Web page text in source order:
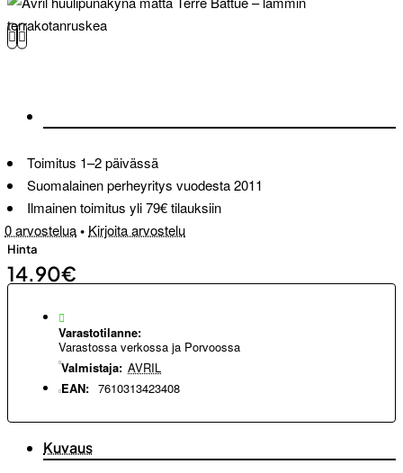
Toimitus 1–2 päivässä
Suomalainen perheyritys vuodesta 2011
Ilmainen toimitus yli 79€ tilauksiin
0 arvostelua• Kirjoita arvostelu
Hinta
14.90€
Varastotilanne:
Varastossa verkossa ja Porvoossa
Valmistaja: AVRIL
EAN: 7610313423408
Kuvaus